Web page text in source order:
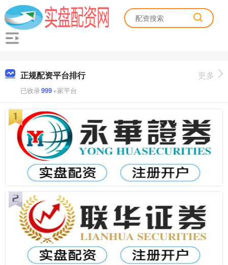
正规配资平台排行
已收录999+家平台
更多